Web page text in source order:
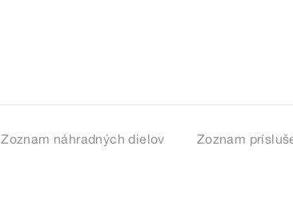
Zoznam náhradných dielov Zoznam